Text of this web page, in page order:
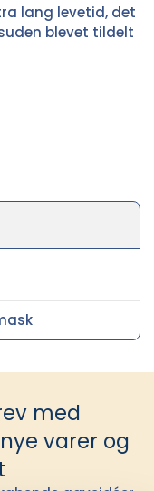
lang levetid, det
blevet tildelt
med
varer og